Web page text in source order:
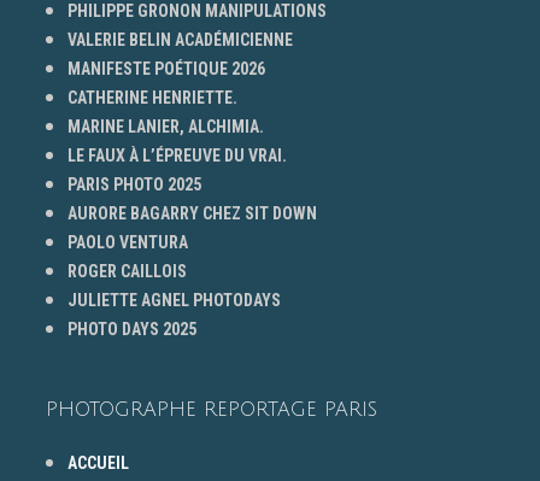
PHILIPPE GRONON MANIPULATIONS
VALERIE BELIN ACADÉMICIENNE
MANIFESTE POÉTIQUE 2026
CATHERINE HENRIETTE.
MARINE LANIER, ALCHIMIA.
LE FAUX À L’ÉPREUVE DU VRAI.
PARIS PHOTO 2025
AURORE BAGARRY CHEZ SIT DOWN
PAOLO VENTURA
ROGER CAILLOIS
JULIETTE AGNEL PHOTODAYS
PHOTO DAYS 2025
PHOTOGRAPHE REPORTAGE PARIS
ACCUEIL